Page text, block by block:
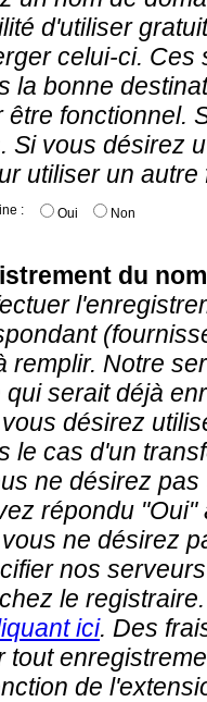
d'utiliser
celui-ci.
la bonne
fonctionnel.
Si vous désirez
utiliser un
: Non
du
remplir. Notre
serait déjà
désirez
le cas d'un
ne désirez
répondu
ne désirez
nos
le
ici. Des
tout
de